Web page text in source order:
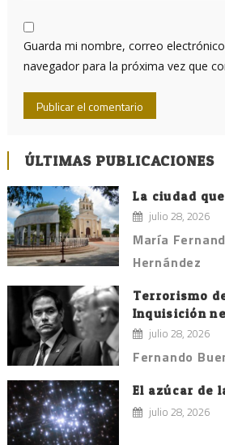
Guarda mi nombre, correo
navegador para la próxima vez que
ÚLTIMAS PUBLICACIONES
La ciudad
julio 28, 2026
María
Hernández
Terrorismo
Inquisición
julio 28, 2026
Fernando
El azúcar de
julio 28, 2026